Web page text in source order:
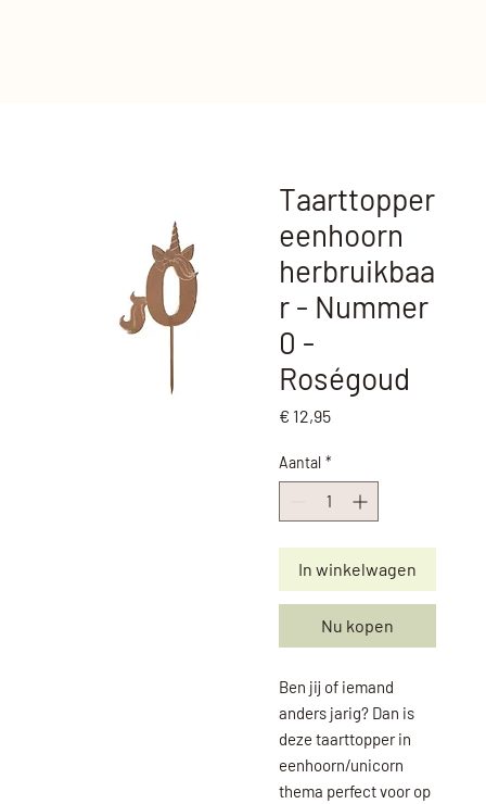
Taarttopper
eenhoorn
herbruikbaa
r - Nummer
0 -
Roségoud
€ 12,95Prijs
Aantal *
In winkelwagen
Nu kopen
Ben jij of iemand
anders jarig? Dan is
deze taarttopper in
eenhoorn/unicorn
thema perfect voor op